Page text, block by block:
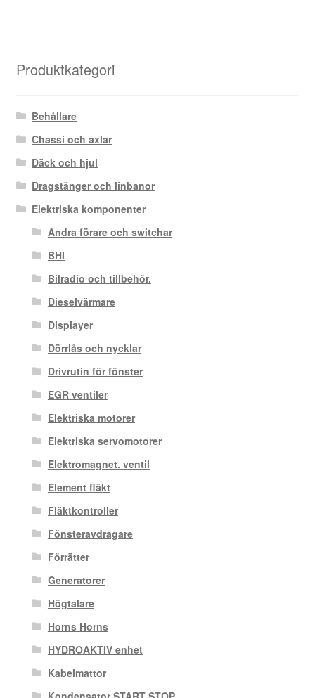
Produktkategori
Behållare
Chassi och axlar
Däck och hjul
Dragstänger och linbanor
Elektriska komponenter
Andra förare och switchar
BHI
Bilradio och tillbehör.
Dieselvärmare
Displayer
Dörrlås och nycklar
Drivrutin för fönster
EGR ventiler
Elektriska motorer
Elektriska servomotorer
Elektromagnet. ventil
Element fläkt
Fläktkontroller
Fönsteravdragare
Förrätter
Generatorer
Högtalare
Horns Horns
HYDROAKTIV enhet
Kabelmattor